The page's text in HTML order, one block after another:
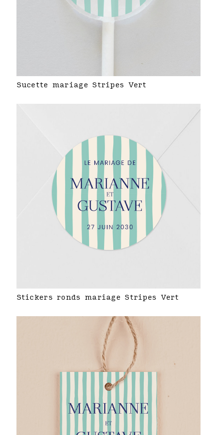
Sucette mariage Stripes Vert
Stickers ronds mariage Stripes Vert